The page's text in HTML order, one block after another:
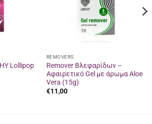
Lollipop
REMOVERS
Remover Βλεφαρίδων –
Αφαιρετικό Gel με άρωμα Aloe
Vera (15g)
€11,00